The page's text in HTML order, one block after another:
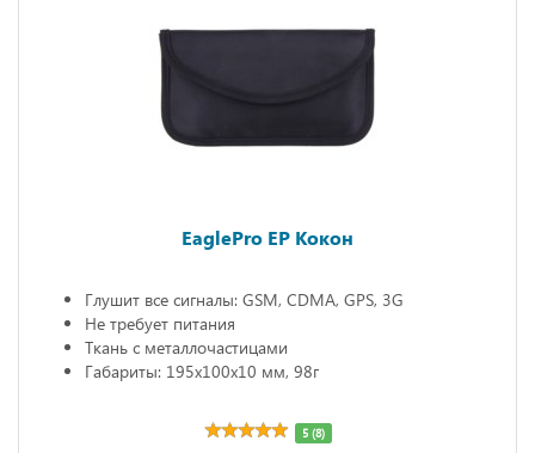
EaglePro EP Кокон
Глушит все сигналы: GSM, CDMA, GPS, 3G
Не требует питания
Ткань с металлочастицами
Габариты: 195х100х10 мм, 98г
5 (8)